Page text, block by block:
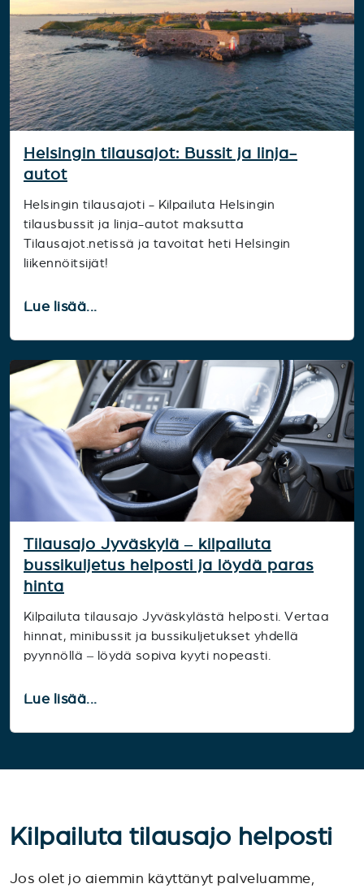
Helsingin tilausajot: Bussit ja linja-
autot
Helsingin tilausajoti - Kilpailuta Helsingin
tilausbussit ja linja-autot maksutta
Tilausajot.netissä ja tavoitat heti Helsingin
liikennöitsijät!
Lue lisää...
Tilausajo Jyväskylä – kilpailuta
bussikuljetus helposti ja löydä paras
hinta
Kilpailuta tilausajo Jyväskylästä helposti. Vertaa
hinnat, minibussit ja bussikuljetukset yhdellä
pyynnöllä – löydä sopiva kyyti nopeasti.
Lue lisää...
Kilpailuta tilausajo helposti
Jos olet jo aiemmin käyttänyt palveluamme,